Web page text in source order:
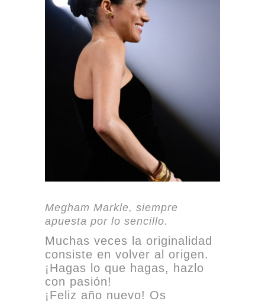
Megham Markle, siempre
apuesta por lo sencillo.
Muchas veces la originalidad
consiste en volver al origen.
¡Hagas lo que hagas, hazlo
con pasión!
¡Feliz año nuevo! Os